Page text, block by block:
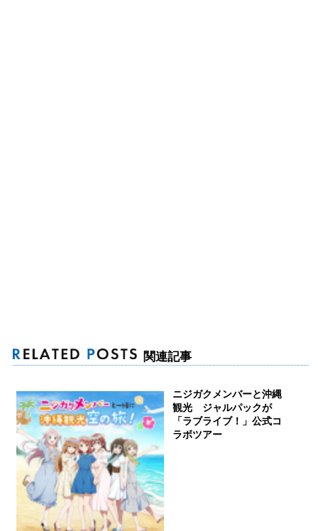
関連記事
ニジガクメンバーと沖縄
観光 ジャルパックが
「ラブライブ！」公式コ
ラボツアー